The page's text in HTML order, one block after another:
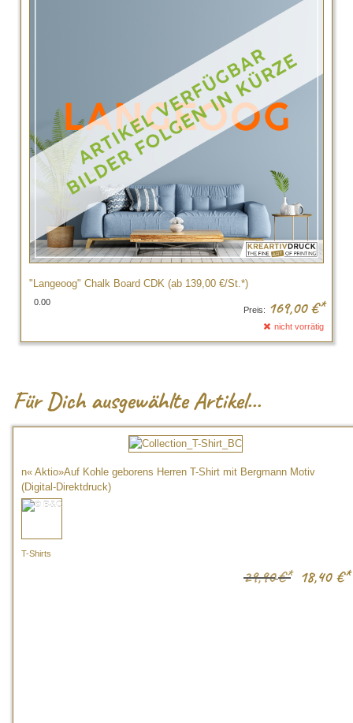
"Langeoog" Chalk Board CDK (ab 139,00 €/St.*)
0.00
Preis: 169,00 €*
nicht vorrätig
FürDich ausgewählte Artikel...
n« Aktio»Auf Kohle geborens Herren T-Shirt mit Bergmann Motiv
(Digital-Direktdruck)
T-Shirts
29,90€* 18,40 €*